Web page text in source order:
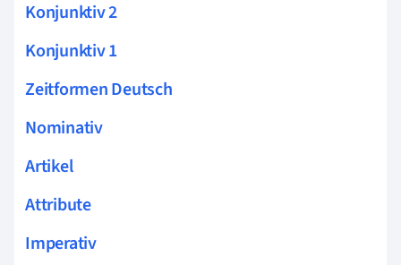
Konjunktiv 2
Konjunktiv 1
Zeitformen Deutsch
Nominativ
Artikel
Attribute
Imperativ